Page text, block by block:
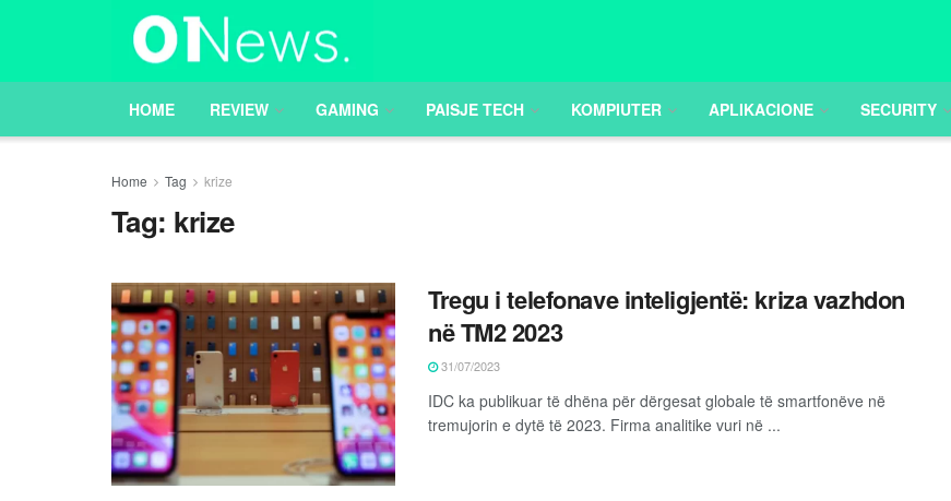
HOME REVIEW GAMING PAISJE TECH KOMPIUTER APLIKACIONE SECURITY
Home Tag krize
Tag: krize
Tregu i telefonave inteligjentë: kriza vazhdon
në TM2 2023
31/07/2023
IDC ka publikuar të dhëna për dërgesat globale të smartfonëve në
tremujorin e dytë të 2023. Firma analitike vuri në ...